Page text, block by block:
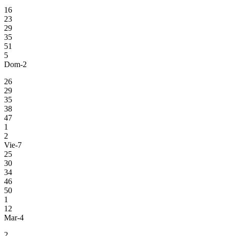
16
23
29
35
51
5
Dom-2
26
29
35
38
47
1
2
Vie-7
25
30
34
46
50
1
12
Mar-4